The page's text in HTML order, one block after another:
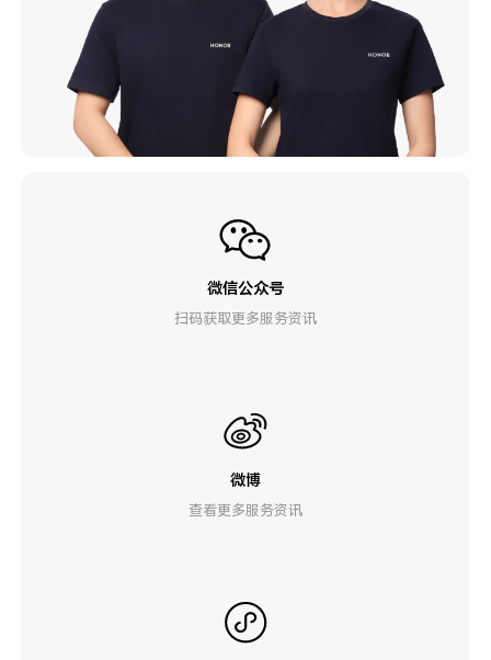
微信公众号
扫码获取更多服务资讯
微博
查看更多服务资讯